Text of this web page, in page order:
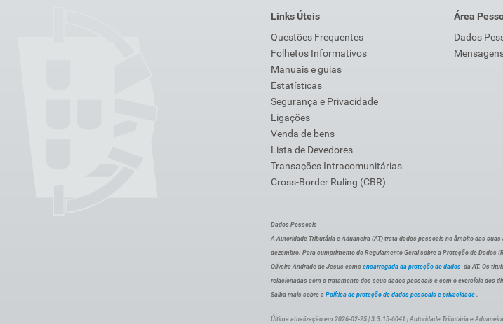
Links Úteis
Questões Frequentes
Folhetos Informativos
Manuais e guias
Estatísticas
Segurança e Privacidade
Ligações
Venda de bens
Lista de Devedores
Transações Intracomunitárias
Cross-Border Ruling (CBR)
Área
Dados
Dados Pessoais
A Autoridade Tributária e Aduaneira (AT) trata dados pessoais no âmbito das
dezembro. Para cumprimento do Regulamento Geral sobre a Proteção de Dados
Oliveira Andrade de Jesus como encarregada da proteção de dados da AT. Os
relacionadas com o tratamento dos seus dados pessoais e com o exercício dos
Saiba mais sobre a Política de proteção de dados pessoais e privacidade .
Última atualização em 2026-02-25 | 3.3.15-6041 | Autoridade Tributária e Aduaneira